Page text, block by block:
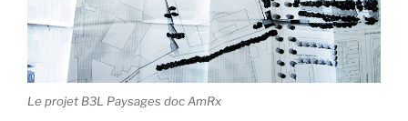
Le projet B3L Paysages doc AmRx